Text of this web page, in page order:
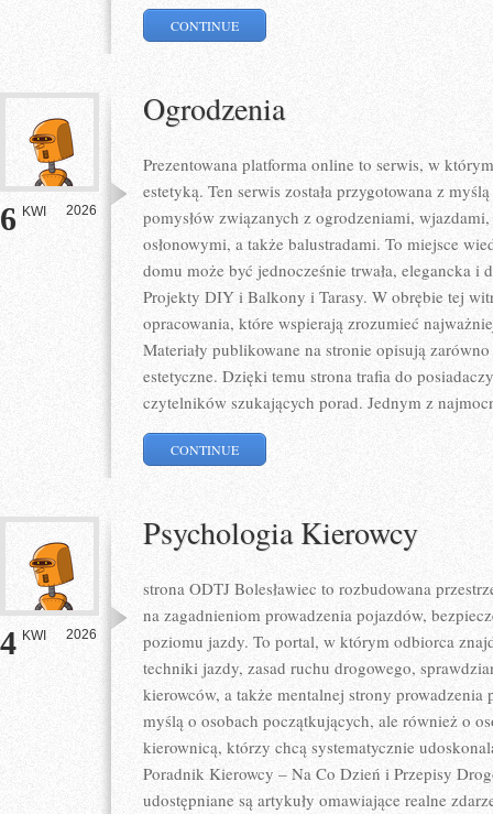
CONTINUE
6 KWI 2026
Ogrodzenia
Prezentowana platforma online to serwis, w
estetyką. Ten serwis została przygotowana z
pomysłów związanych z ogrodzeniami,
osłonowymi, a także balustradami. To miejsce
domu może być jednocześnie trwała, elegancka i
Projekty DIY i Balkony i Tarasy. W obrębie tej
opracowania, które wspierają zrozumieć
Materiały publikowane na stronie opisują
estetyczne. Dzięki temu strona trafia do
czytelników szukających porad. Jednym z
CONTINUE
4 KWI 2026
Psychologia Kierowcy
strona ODTJ Bolesławiec to rozbudowana
na zagadnieniom prowadzenia pojazdów,
poziomu jazdy. To portal, w którym odbiorca
techniki jazdy, zasad ruchu drogowego,
kierowców, a także mentalnej strony prowadzenia
myślą o osobach początkujących, ale również o
kierownicą, którzy chcą systematycznie
Poradnik Kierowcy – Na Co Dzień i Przepisy
udostępniane są artykuły omawiające realne